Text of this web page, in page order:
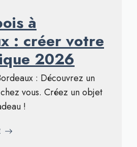
à
: créer votre
2026
: Découvrez un
vous. Créez un objet
!